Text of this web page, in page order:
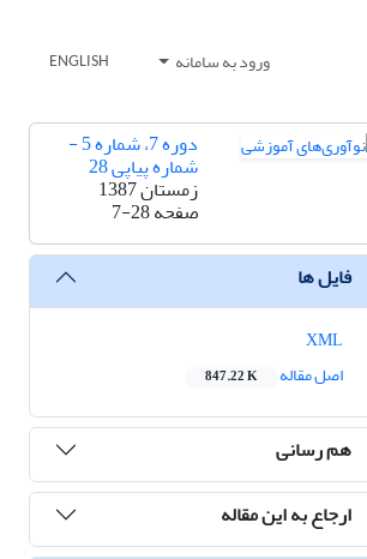
ورود به سامانه ENGLISH
دوره 7، شماره 5 -
شماره پیاپی 28
زمستان 1387
صفحه7-28
فایل ها
اصل مقاله
847.22 K
هم رسانی
ارجاع به این مقاله